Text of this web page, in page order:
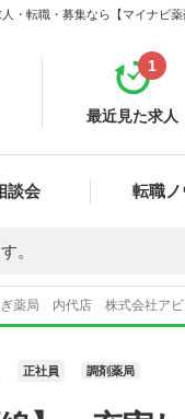
転職・募集なら【マイナビ薬
最近見た求人
1
談会 転職
。
薬局 内代店 株式会社アビ
正社員 調剤薬局